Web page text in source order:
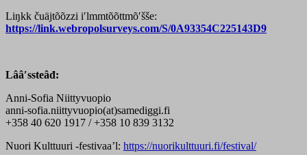
Liŋkk čuäjtõõzzi iʹlmmtõõttmõʹšše:
https://link.webropolsurveys.com/S/0A93354C225143D9
Lââʹssteâđ:
Anni-Sofia Niittyvuopio
anni-sofia.niittyvuopio(at)samediggi.fi
+358 40 620 1917 / +358 10 839 3132
Nuori Kulttuuri -festivaa’l: https://nuorikulttuuri.fi/festival/